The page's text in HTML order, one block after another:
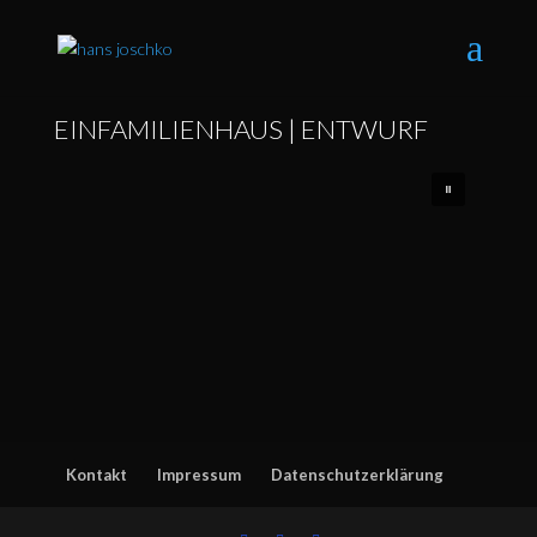
EINFAMILIENHAUS | ENTWURF
Kontakt Impressum Datenschutzerklärung